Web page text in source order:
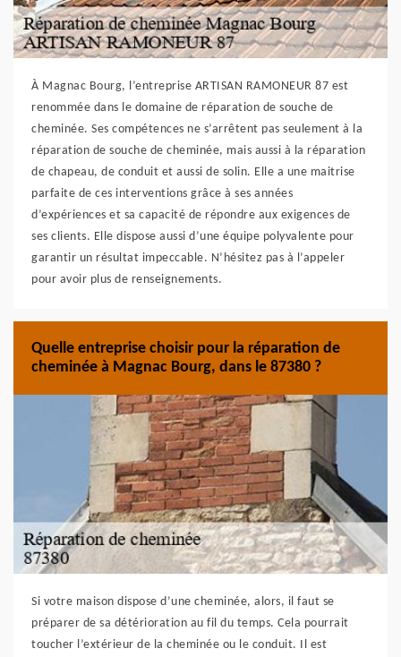
À Magnac Bourg, l’entreprise ARTISAN RAMONEUR 87 est
renommée dans le domaine de réparation de souche de
cheminée. Ses compétences ne s’arrêtent pas seulement à la
réparation de souche de cheminée, mais aussi à la réparation
de chapeau, de conduit et aussi de solin. Elle a une maitrise
parfaite de ces interventions grâce à ses années
d’expériences et sa capacité de répondre aux exigences de
ses clients. Elle dispose aussi d’une équipe polyvalente pour
garantir un résultat impeccable. N’hésitez pas à l’appeler
pour avoir plus de renseignements.
Quelle entreprise choisir pour la réparation de
cheminée à Magnac Bourg, dans le 87380 ?
Si votre maison dispose d’une cheminée, alors, il faut se
préparer de sa détérioration au fil du temps. Cela pourrait
toucher l’extérieur de la cheminée ou le conduit. Il est